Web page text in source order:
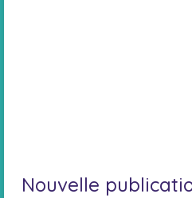
Nouvelle